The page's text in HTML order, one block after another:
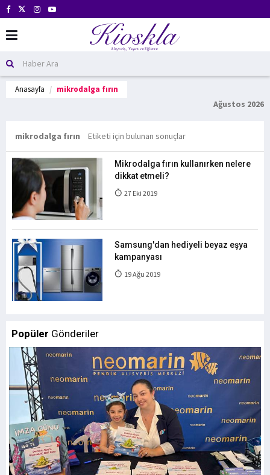
Anasayfa mikrodalga fırın
Ağustos 2026
mikrodalga fırın Etiketi için bulunan sonuçlar
Mikrodalga fırın kullanırken nelere
dikkat etmeli?
27 Eki 2019
Samsung'dan hediyeli beyaz eşya
kampanyası
19 Ağu 2019
Popüler Gönderiler